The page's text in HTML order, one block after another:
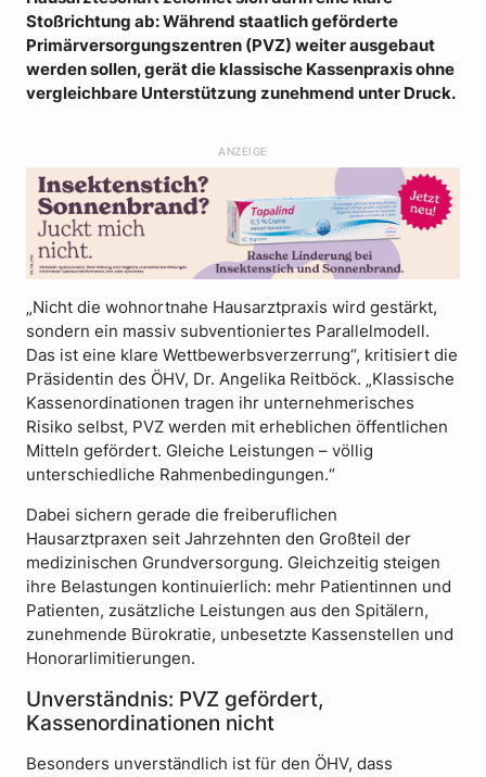
Stoßrichtung ab: Während staatlich geförderte
Primärversorgungszentren (PVZ) weiter ausgebaut
werden sollen, gerät die klassische Kassenpraxis ohne
vergleichbare Unterstützung zunehmend unter Druck.
ANZEIGE
„Nicht die wohnortnahe Hausarztpraxis wird gestärkt,
sondern ein massiv subventioniertes Parallelmodell.
Das ist eine klare Wettbewerbsverzerrung“, kritisiert die
Präsidentin des ÖHV, Dr. Angelika Reitböck. „Klassische
Kassenordinationen tragen ihr unternehmerisches
Risiko selbst, PVZ werden mit erheblichen öffentlichen
Mitteln gefördert. Gleiche Leistungen – völlig
unterschiedliche Rahmenbedingungen.“
Dabei sichern gerade die freiberuflichen
Hausarztpraxen seit Jahrzehnten den Großteil der
medizinischen Grundversorgung. Gleichzeitig steigen
ihre Belastungen kontinuierlich: mehr Patientinnen und
Patienten, zusätzliche Leistungen aus den Spitälern,
zunehmende Bürokratie, unbesetzte Kassenstellen und
Honorarlimitierungen.
Unverständnis: PVZ gefördert,
Kassenordinationen nicht
Besonders unverständlich ist für den ÖHV, dass